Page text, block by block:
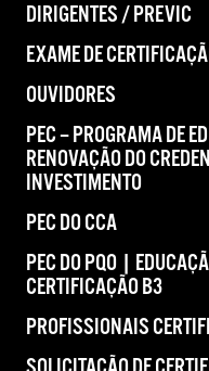
DIRIGENTES / PREVIC
EXAME DE
OUVIDORES
PEC – PROGRAMA DE
RENOVAÇÃO DO
INVESTIMENTO
PEC DO CCA
PEC DO PQO |
CERTIFICAÇÃO B3
PROFISSIONAIS